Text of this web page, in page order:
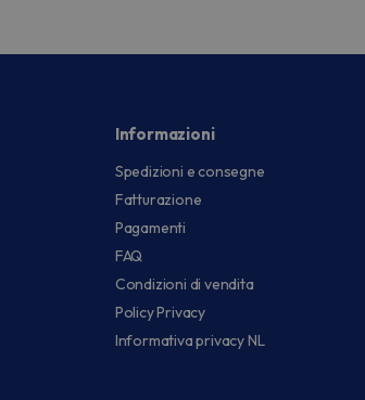
Informazioni
Spedizioni e consegne
Fatturazione
Pagamenti
FAQ
Condizioni di vendita
Policy Privacy
Informativa privacy NL